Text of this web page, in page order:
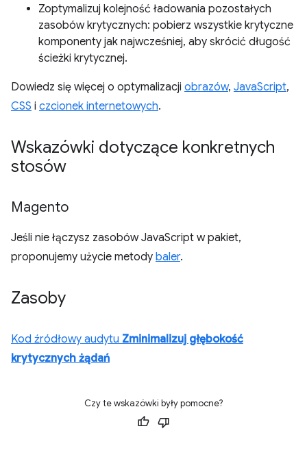
Zoptymalizuj kolejność ładowania pozostałych
zasobów krytycznych: pobierz wszystkie krytyczne
komponenty jak najwcześniej, aby skrócić długość
ścieżki krytycznej.
Dowiedz się więcej o optymalizacji obrazów, JavaScript,
CSS i czcionek internetowych.
Wskazówki dotyczące konkretnych
stosów
Magento
Jeśli nie łączysz zasobów JavaScript w pakiet,
proponujemy użycie metody baler.
Zasoby
Kod źródłowy audytu Zminimalizuj głębokość
krytycznych żądań
Czy te wskazówki były pomocne?